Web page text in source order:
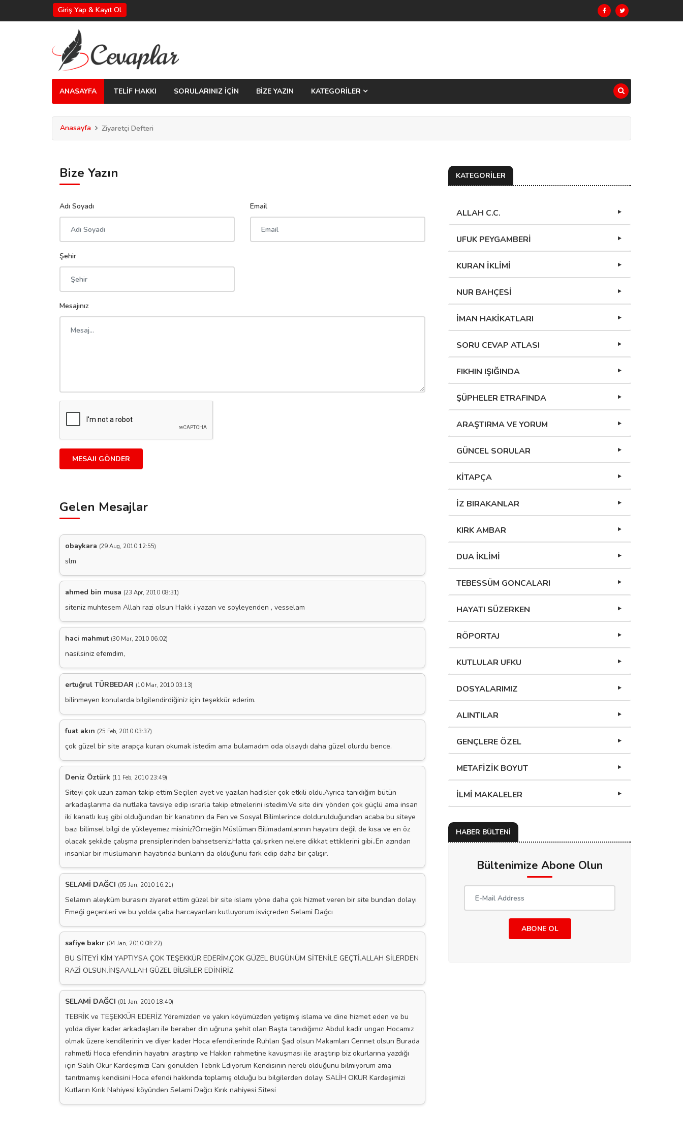
Giriş Yap & Kayıt Ol
ANASAYFA TELİF HAKKI SORULARINIZ İÇİN BİZE YAZIN KATEGORİLER
Anasayfa Ziyaretçi Defteri
Bize Yazın
Adı Soyadı Email
Şehir
Mesajınız
MESAJI GÖNDER
Gelen Mesajlar
obaykara (29 Aug, 2010 12:55)
slm
ahmed bin musa (23 Apr, 2010 08:31)
siteniz muhtesem Allah razi olsun Hakk i yazan ve soyleyenden , vesselam
haci mahmut (30 Mar, 2010 06:02)
nasilsiniz efemdim,
ertuğrul TÜRBEDAR (10 Mar, 2010 03:13)
bilinmeyen konularda bilgilendirdiğiniz için teşekkür ederim.
fuat akın (25 Feb, 2010 03:37)
çok güzel bir site arapça kuran okumak istedim ama bulamadım oda olsaydı daha güzel olurdu bence.
Deniz Öztürk (11 Feb, 2010 23:49)
Siteyi çok uzun zaman takip ettim.Seçilen ayet ve yazılan hadisler çok etkili oldu.Ayrıca tanıdığım bütün
arkadaşlarıma da nutlaka tavsiye edip ısrarla takip etmelerini istedim.Ve site dini yönden çok güçlü ama insan
iki kanatlı kuş gibi olduğundan bir kanatının da Fen ve Sosyal Bilimlerince doldurulduğundan acaba bu siteye
bazı bilimsel bilgi de yükleyemez misiniz?Örneğin Müslüman Bilimadamlarının hayatını değil de kısa ve en öz
olacak şekilde çalışma prensiplerinden bahsetseniz.Hatta çalışırken nelere dikkat ettiklerini gibi..En azından
insanlar bir müslümanın hayatında bunların da olduğunu fark edip daha bir çalışır.
SELAMİ DAĞCI (05 Jan, 2010 16:21)
Selamın aleyküm burasını ziyaret ettim güzel bir site islamı yöne daha çok hizmet veren bir site bundan dolayı
Emeği geçenleri ve bu yolda çaba harcayanları kutluyorum isviçreden Selami Dağcı
safiye bakır (04 Jan, 2010 08:22)
BU SİTEYİ KİM YAPTIYSA ÇOK TEŞEKKÜR EDERİM.ÇOK GÜZEL BUGÜNÜM SİTENİLE GEÇTİ.ALLAH SİLERDEN
RAZİ OLSUN.İNŞAALLAH GÜZEL BİLGİLER EDİNİRİZ.
SELAMİ DAĞCI (01 Jan, 2010 18:40)
TEBRİK ve TEŞEKKÜR EDERİZ Yöremizden ve yakın köyümüzden yetişmiş islama ve dine hizmet eden ve bu
yolda diyer kader arkadaşları ile beraber din uğruna şehit olan Başta tanıdığımız Abdul kadir ungan Hocamız
olmak üzere kendilerinin ve diyer kader Hoca efendilerinde Ruhları Şad olsun Makamları Cennet olsun Burada
rahmetli Hoca efendinin hayatını araştırıp ve Hakkın rahmetine kavuşması ile araştırıp biz okurlarına yazdığı
için Salih Okur Kardeşimizi Cani gönülden Tebrik Ediyorum Kendisinin nereli olduğunu bilmiyorum ama
tanıtmamış kendisini Hoca efendi hakkında toplamış olduğu bu bilgilerden dolayı SALİH OKUR Kardeşimizi
Kutların Kırık Nahiyesi köyünden Selami Dağcı Kırık nahiyesi Sitesi
KATEGORİLER
ALLAH C.C.
UFUK PEYGAMBERİ
KURAN İKLİMİ
NUR BAHÇESİ
İMAN HAKİKATLARI
SORU CEVAP ATLASI
FIKHIN IŞIĞINDA
ŞÜPHELER ETRAFINDA
ARAŞTIRMA VE YORUM
GÜNCEL SORULAR
KİTAPÇA
İZ BIRAKANLAR
KIRK AMBAR
DUA İKLİMİ
TEBESSÜM GONCALARI
HAYATI SÜZERKEN
RÖPORTAJ
KUTLULAR UFKU
DOSYALARIMIZ
ALINTILAR
GENÇLERE ÖZEL
METAFİZİK BOYUT
İLMİ MAKALELER
HABER BÜLTENİ
Bültenimize Abone Olun
ABONE OL